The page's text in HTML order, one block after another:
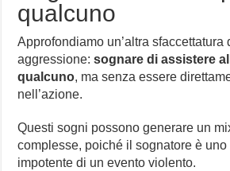
qualcuno
Approfondiamo un’altra sfaccettatura
aggressione:sognare di assistere
qualcuno, ma senza essere
nell’azione.
Questi sogni possono generare un
complesse, poiché il sognatore è uno
impotente di un evento violento.